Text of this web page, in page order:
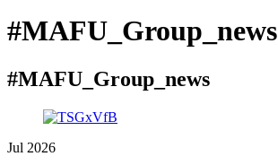
#MAFU_Group_news
#MAFU_Group_news
Jul 2026